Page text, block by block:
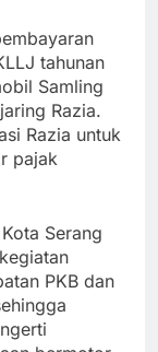
tahunan
Samling
Razia.
Razia untuk
pajak
Serang
PKB dan